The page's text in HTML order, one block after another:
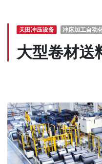
天田冲压设备 冲床加工自动
大型卷材送